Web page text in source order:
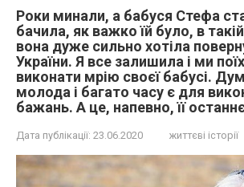
Роки минали, а бабуся Стефа
бачила, як важко їй було, в такій
вона дуже сильно хотіла
України. Я все залишила і ми
виконати мрію своєї бабусі.
молода і багато часу є для
бажань. А це, напевно, її
Дата публікації: 23.06.2020 життєві історії